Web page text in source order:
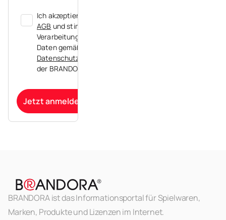
Ich akzeptiere die
AGB und stimme der
Verarbeitung meiner
Daten gemäß der
Datenschutzerklärung
der BRANDORA zu.
Jetzt anmelden
BRANDORA ist das Informationsportal für Spielwaren,
Marken, Produkte und Lizenzen im Internet.